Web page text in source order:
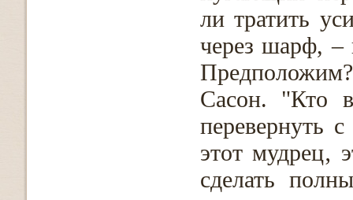
ли тратить
через шарф, –
Сасон. "Кто
перевернуть
этот мудрец‚
сделать